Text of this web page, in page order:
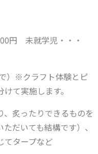
円 未就学児・・・
※クラフト体験とピ
て実施します。
炙ったりできるものを
だいても結構です）、
てタープなど